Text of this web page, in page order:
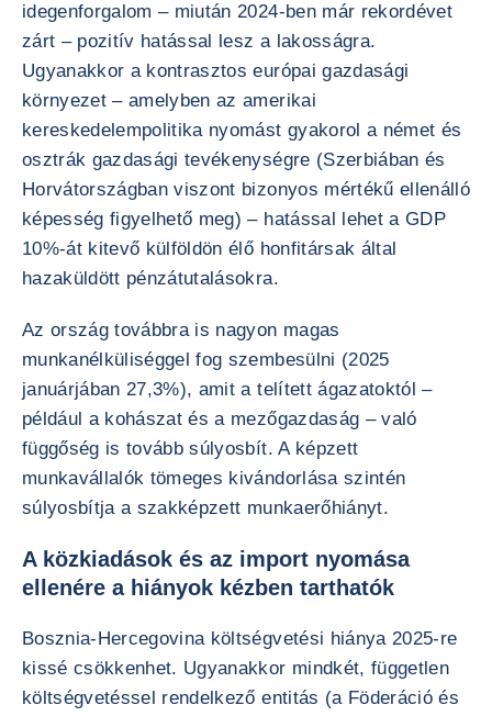
idegenforgalom – miután 2024-ben már rekordévet
zárt – pozitív hatással lesz a lakosságra.
Ugyanakkor a kontrasztos európai gazdasági
környezet – amelyben az amerikai
kereskedelempolitika nyomást gyakorol a német és
osztrák gazdasági tevékenységre (Szerbiában és
Horvátországban viszont bizonyos mértékű ellenálló
képesség figyelhető meg) – hatással lehet a GDP
10%-át kitevő külföldön élő honfitársak által
hazaküldött pénzátutalásokra.
Az ország továbbra is nagyon magas
munkanélküliséggel fog szembesülni (2025
januárjában 27,3%), amit a telített ágazatoktól –
például a kohászat és a mezőgazdaság – való
függőség is tovább súlyosbít. A képzett
munkavállalók tömeges kivándorlása szintén
súlyosbítja a szakképzett munkaerőhiányt.
A közkiadások és az import nyomása
ellenére a hiányok kézben tarthatók
Bosznia-Hercegovina költségvetési hiánya 2025-re
kissé csökkenhet. Ugyanakkor mindkét, független
költségvetéssel rendelkező entitás (a Föderáció és